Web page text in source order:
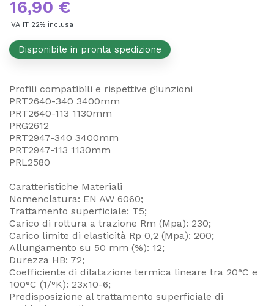
16,90 €
IVA IT 22% inclusa
Disponibile in pronta spedizione
Profili compatibili e rispettive giunzioni
PRT2640-340 3400mm
PRT2640-113 1130mm
PRG2612
PRT2947-340 3400mm
PRT2947-113 1130mm
PRL2580
Caratteristiche Materiali
Nomenclatura: EN AW 6060;
Trattamento superficiale: T5;
Carico di rottura a trazione Rm (Mpa): 230;
Carico limite di elasticità Rp 0,2 (Mpa): 200;
Allungamento su 50 mm (%): 12;
Durezza HB: 72;
Coefficiente di dilatazione termica lineare tra 20°C e
100°C (1/°K): 23x10-6;
Predisposizione al trattamento superficiale di